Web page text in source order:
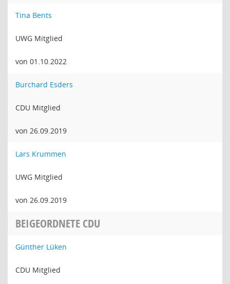
Tina Bents
UWG Mitglied
von 01.10.2022
Burchard Esders
CDU Mitglied
von 26.09.2019
Lars Krummen
UWG Mitglied
von 26.09.2019
BEIGEORDNETE CDU
Günther Lüken
CDU Mitglied